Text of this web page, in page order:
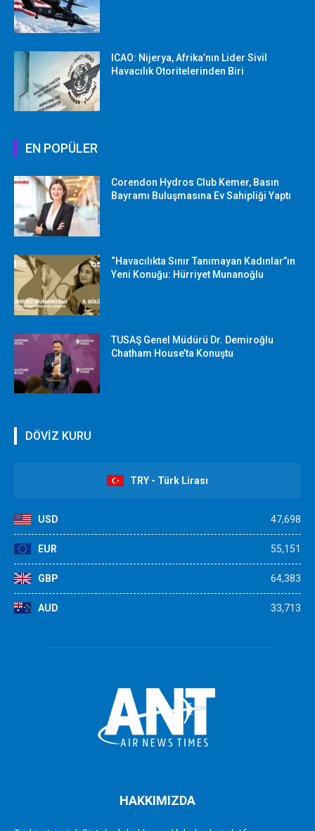
ICAO: Nijerya, Afrika’nın Lider Sivil
Havacılık Otoritelerinden Biri
EN POPÜLER
Corendon Hydros Club Kemer, Basın
Bayramı Buluşmasına Ev Sahipliği Yaptı
“Havacılıkta Sınır Tanımayan Kadınlar”ın
Yeni Konuğu: Hürriyet Munanoğlu
TUSAŞ Genel Müdürü Dr. Demiroğlu
Chatham House’ta Konuştu
DÖVİZ KURU
TRY - Türk Lirası
USD 47,698
EUR 55,151
GBP 64,383
AUD 33,713
HAKKIMIZDA